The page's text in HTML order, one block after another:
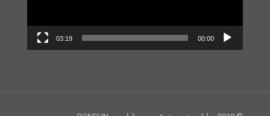
00:00
03:19